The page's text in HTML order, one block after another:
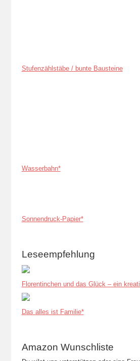
Stufenzählstäbe / bunte Bausteine
Wasserbahn*
Sonnendruck-Papier*
Leseempfehlung
Florentinchen und das Glück – ein
Das alles ist Familie*
Amazon Wunschliste